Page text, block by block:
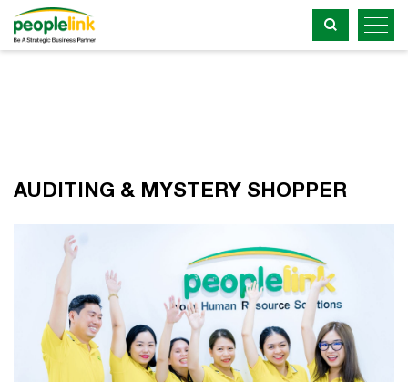
AUDITING & MYSTERY SHOPPER